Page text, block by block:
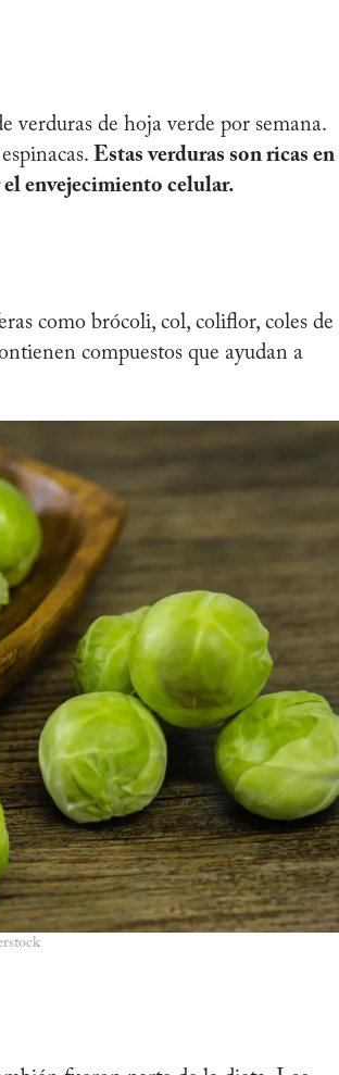
verduras de hoja verde por semana.
Estas verduras son ricas en
envejecimiento celular.
como brócoli, col, coliflor, coles de
compuestos que ayudan a